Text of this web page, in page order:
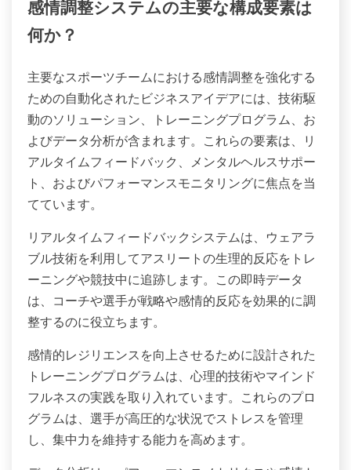
感情調整システムの主要な構成要素は
何か？
主要なスポーツチームにおける感情調整を強化する
ための自動化されたビジネスアイデアには、技術駆
動のソリューション、トレーニングプログラム、お
よびデータ分析が含まれます。これらの要素は、リ
アルタイムフィードバック、メンタルヘルスサポー
ト、およびパフォーマンスモニタリングに焦点を当
てています。
リアルタイムフィードバックシステムは、ウェアラ
ブル技術を利用してアスリートの生理的反応をトレ
ーニングや競技中に追跡します。この即時データ
は、コーチや選手が戦略や感情的反応を効果的に調
整するのに役立ちます。
感情的レジリエンスを向上させるために設計された
トレーニングプログラムは、心理的技術やマインド
フルネスの実践を取り入れています。これらのプロ
グラムは、選手が高圧的な状況でストレスを管理
し、集中力を維持する能力を高めます。